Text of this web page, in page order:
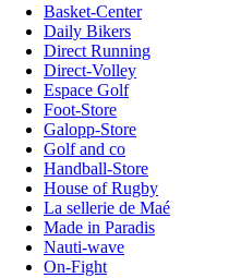
Basket-Center
Daily Bikers
Direct Running
Direct-Volley
Espace Golf
Foot-Store
Galopp-Store
Golf and co
Handball-Store
House of Rugby
La sellerie de Maé
Made in Paradis
Nauti-wave
On-Fight